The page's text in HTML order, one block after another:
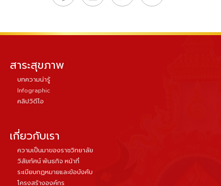
สาระสุขภาพ
บทความน่ารู้
Infographic
คลิปวิดีโอ
เกี่ยวกับเรา
ความเป็นมาของราชวิทยาลัย
วิสัยทัศน์ พันธกิจ หน้าที่
ระเบียบกฏหมายและข้อบังคับ
โครงสร้างองค์กร